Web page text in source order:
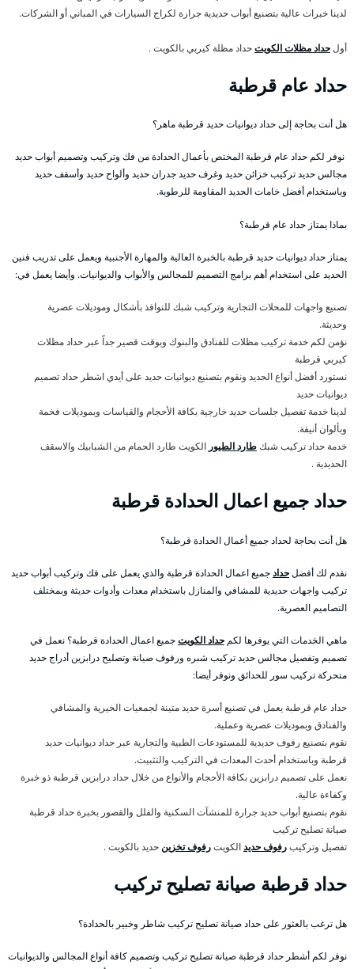
لدينا خبرات عالية بتصنيع أبواب حديدية جرارة لكراج السيارات في المباني أو الشركات.
أولحداد مظلات الكويتحداد مظلة كيربي بالكويت .
حداد عام قرطبة
هل أنت بحاجة إلى حداد ديوانيات حديد قرطبة ماهر؟
نوفر لكم حداد عام قرطبة المختص بأعمال الحدادة من فك وتركيب وتصميم أبواب حديد
مجالس حديد تركيب خزائن حديد وغرف حديد جدران حديد وألواح حديد وأسقف حديد
وباستخدام أفضل خامات الحديد المقاومة للرطوبة.
بماذا يمتاز حداد عام قرطبة؟
يمتاز حداد ديوانيات حديد قرطبة بالخبرة العالية والمهارة الأجنبية ويعمل على تدريب فنين
الحديد على استخدام أهم برامج التصميم للمجالس والأبواب والديوانيات. وأيضا يعمل في:
تصنيع واجهات للمحلات التجارية وتركيب شبك للنوافذ بأشكال وموديلات عصرية
وحديثة.
نؤمن لكم خدمة تركيب مظلات للفنادق والبنوك وبوقت قصير جداً عبر حداد مظلات
كيربي قرطبة
نستورد أفضل أنواع الحديد ونقوم بتصنيع ديوانيات حديد على أيدي اشطر حداد تصميم
ديوانيات حديد
لدينا خدمة تفصيل جلسات حديد خارجية بكافة الأحجام والقياسات وبموديلات فخمة
وبألوان أنيقة.
خدمة حداد تركيب شبكطارد الطيور الكويت طارد الحمام من الشبابيك والاسقف
الحديدية .
حداد جميع اعمال الحدادة قرطبة
هل أنت بحاجة لحداد جميع أعمال الحدادة قرطبة؟
نقدم لك أفضلحدادجميع اعمال الحدادة قرطبة والذي يعمل على فك وتركيب أبواب حديد
تركيب واجهات حديدية للمشافي والمنازل باستخدام معدات وأدوات حديثة وبمختلف
التصاميم العصرية.
ماهي الخدمات التي يوفرها لكم حداد الكويتجميع اعمال الحدادة قرطبة؟ نعمل في
تصميم وتفصيل مجالس حديد تركيب شبره ورفوف صيانة وتصليح درابزين أدراج حديد
متحركة تركيب سور للحدائق ونوفر أيضا:
حداد عام قرطبة يعمل في تصنيع أسرة حديد متينة لجمعيات الخيرية والمشافي
والفنادق وبموديلات عصرية وعملية.
نقوم بتصنيع رفوف حديدية للمستودعات الطبية والتجارية عبر حداد ديوانيات حديد
قرطبة وباستخدام أحدث المعدات في التركيب والتثبيت.
نعمل على تصميم درابزين بكافة الأحجام والأنواع من خلال حداد درابزين قرطبة ذو خبرة
وكفاءة عالية.
نقوم بتصنيع أبواب حديد جرارة للمنشآت السكنية والفلل والقصور بخبرة حداد قرطبة
صيانة تصليح تركيب
تفصيل وتركيبرفوف حديدالكويترفوف تخزينحديد بالكويت .
حداد قرطبة صيانة تصليح تركيب
هل ترغب بالعثور على حداد صيانة تصليح تركيب شاطر وخبير بالحدادة؟
نوفر لكم أشطر حداد قرطبة صيانة تصليح تركيب وتصميم كافة أنواع المجالس والديوانيات